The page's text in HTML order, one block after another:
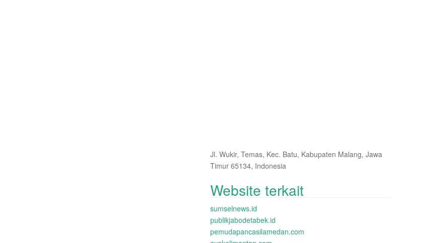
Jl. Wukir, Temas, Kec. Batu, Kabupaten Malang, Jawa
Timur 65134, Indonesia
Website terkait
sumselnews.id
publikjabodetabek.id
pemudapancasilamedan.com